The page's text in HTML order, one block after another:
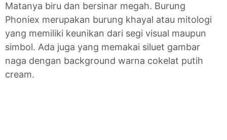
Matanya biru dan bersinar megah. Burung
Phoniex merupakan burung khayal atau mitologi
yang memiliki keunikan dari segi visual maupun
simbol. Ada juga yang memakai siluet gambar
naga dengan background warna cokelat putih
cream.